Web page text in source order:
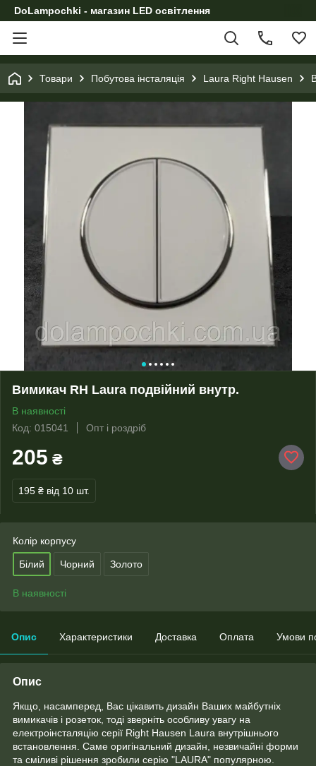
DoLampochki - магазин LED освітлення
Товари Побутова інсталяція Laura Right Hausen
Вимикач RH Laura подвійний внутр.
В наявності
Код: 015041
Опт і роздріб
205 ₴
195 ₴ від 10 шт.
Колір корпусу
Білий Чорний Золото
В наявності
Опис Характеристики Доставка Оплата Умови
Опис
Якщо, насамперед, Вас цікавить дизайн Ваших майбутніх
вимикачів і розеток, тоді зверніть особливу увагу на
електроінсталяцію серії Right Hausen Laura внутрішнього
встановлення. Саме оригінальний дизайн, незвичайні форми
та сміливі рішення зробили серію "LAURA" популярною.